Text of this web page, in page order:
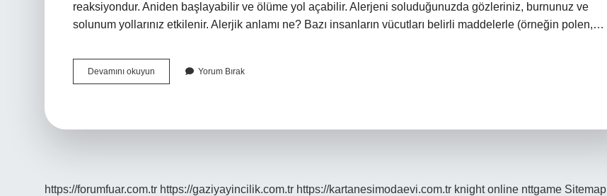
reaksiyondur. Aniden başlayabilir ve ölüme yol açabilir. Alerjeni soluduğunuzda gözleriniz, burnunuz ve
solunum yollarınız etkilenir. Alerjik anlamı ne? Bazı insanların vücutları belirli maddelerle (örneğin polen,…
Devamını okuyun
Ne
Yorum Bırak
https://forumfuar.com.tr https://gaziyayincilik.com.tr https://kartanesimodaevi.com.tr knight online nttgame Sitemap